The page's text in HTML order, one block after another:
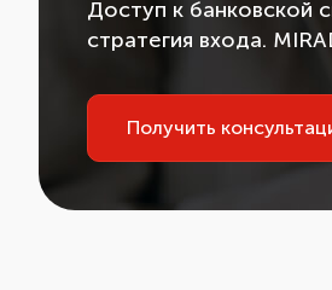
Доступ к банковской
стратегия входа.
Получить